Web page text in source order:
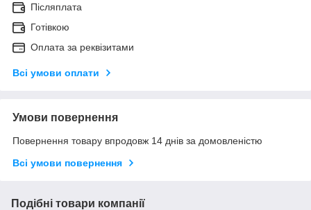
Післяплата
Готівкою
Оплата за реквізитами
Всі умови оплати
Умови повернення
Повернення товару впродовж 14 днів за домовленістю
Всі умови повернення
Подібні товари компанії